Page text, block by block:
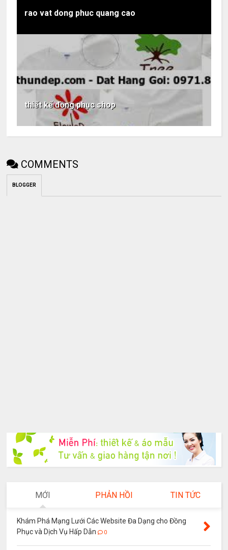
rao vat dong phuc quang cao
thiết kế đồng phục shop
COMMENTS
BLOGGER
MỚI PHẢN HỒI TIN TỨC
Khám Phá Mạng Lưới Các Website Đa Dạng cho Đồng
Phục và Dịch Vụ Hấp Dẫn
0